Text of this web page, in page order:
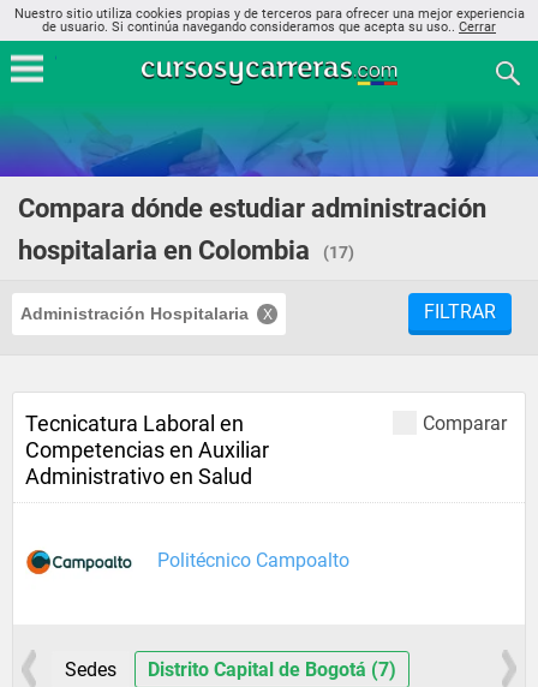
Nuestro sitio utiliza cookies propias y de terceros para ofrecer una mejor experiencia
de usuario. Si continúa navegando consideramos que acepta su uso.. Cerrar
Compara dónde estudiar administración
hospitalaria en Colombia
(17)
Administración Hospitalaria FILTRAR
Comparar
Tecnicatura Laboral en
Competencias en Auxiliar
Administrativo en Salud
Politécnico Campoalto
Sedes Distrito Capital de Bogotá (7)